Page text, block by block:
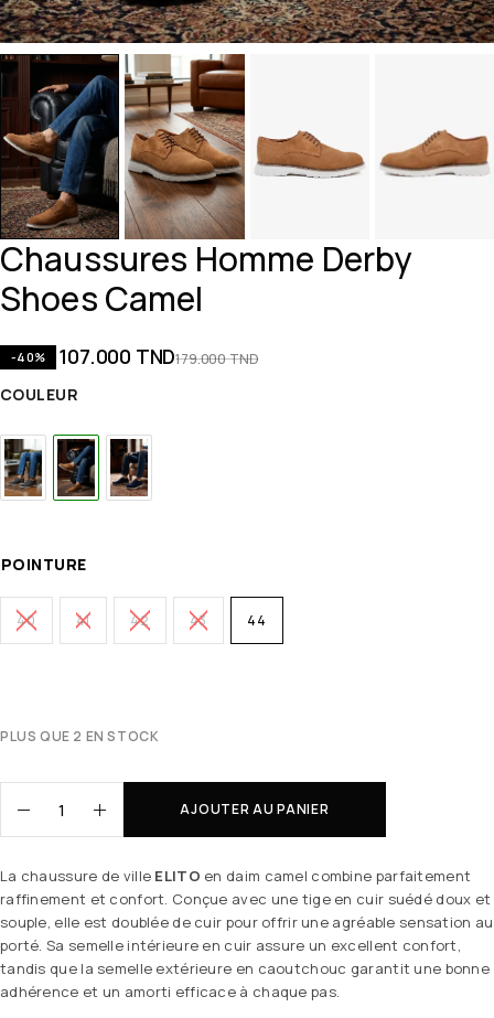
Chaussures Homme Derby
Shoes Camel
-40% 179.000TND
107.000 TND
COULEUR
POINTURE
40 41 42 43 44
PLUS QUE 2 EN STOCK
AJOUTER AU PANIER
La chaussure de ville ELITO en daim camel combine parfaitement
raffinement et confort. Conçue avec une tige en cuir suédé doux et
souple, elle est doublée de cuir pour offrir une agréable sensation au
porté. Sa semelle intérieure en cuir assure un excellent confort,
tandis que la semelle extérieure en caoutchouc garantit une bonne
adhérence et un amorti efficace à chaque pas.